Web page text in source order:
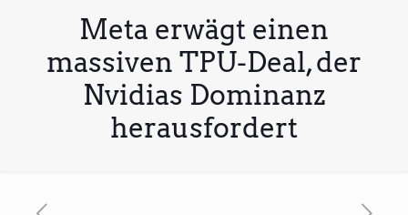
Meta erwägt einen
massiven TPU-Deal, der
Nvidias Dominanz
herausfordert